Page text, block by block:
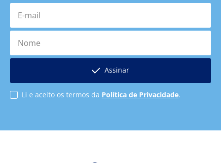
E-mail
Nome
Assinar
Li e aceito os termos da Política de Privacidade.